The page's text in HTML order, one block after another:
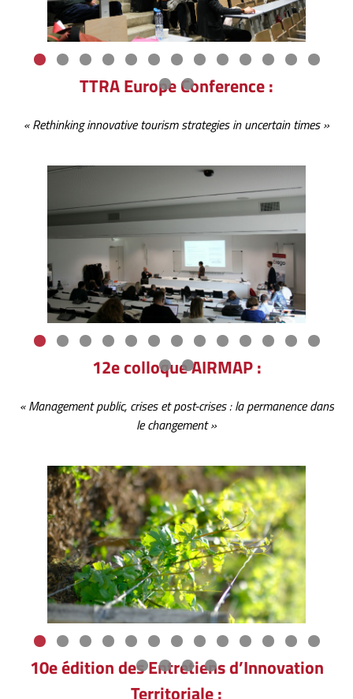
TTRA Europe Conference :
« Rethinking innovative tourism strategies in uncertain times »
12e colloque AIRMAP :
« Management public, crises et post-crises : la permanence dans
le changement »
10e édition des Entretiens d’Innovation
Territoriale :